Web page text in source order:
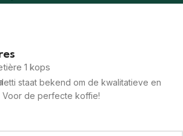
staat bekend om de kwalitatieve en
de perfecte koffie!
1 kops